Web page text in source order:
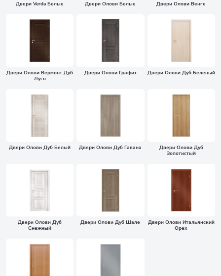
Двери Verda Белые Двери Олови Белые Двери Олови Венге
Двери Олови Вермонт Дуб
Луго
Двери Олови Графит Двери Олови Дуб Беленый
Двери Олови Дуб Белый Двери Олови Дуб Гавана
Двери Олови Дуб
Золотистый
Двери Олови Дуб
Снежный
Двери Олови Дуб Шале
Двери Олови Итальянский
Орех